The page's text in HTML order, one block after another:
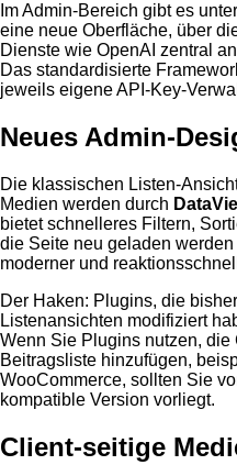
Im Admin-Bereich gibt es unter
eine neue Oberfläche, über
Dienste wie OpenAI zentral
Das standardisierte
jeweils eigene API-Key-
Neues Admin-
Die klassischen Listen-
Medien werden durch
bietet schnelleres Filtern,
die Seite neu geladen
moderner und
Der Haken: Plugins, die
Listenansichten modifiziert
Wenn Sie Plugins nutzen, die
Beitragsliste hinzufügen,
WooCommerce, sollten Sie
kompatible Version vorliegt.
Client-seitige